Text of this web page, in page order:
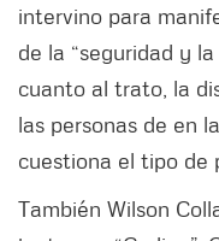
intervino para
de la “seguridad y
cuanto al trato, la
las personas de en
cuestiona el tipo de
También Wilson